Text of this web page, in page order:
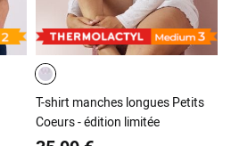
T-shirt manches longues Petits
Coeurs - édition limitée